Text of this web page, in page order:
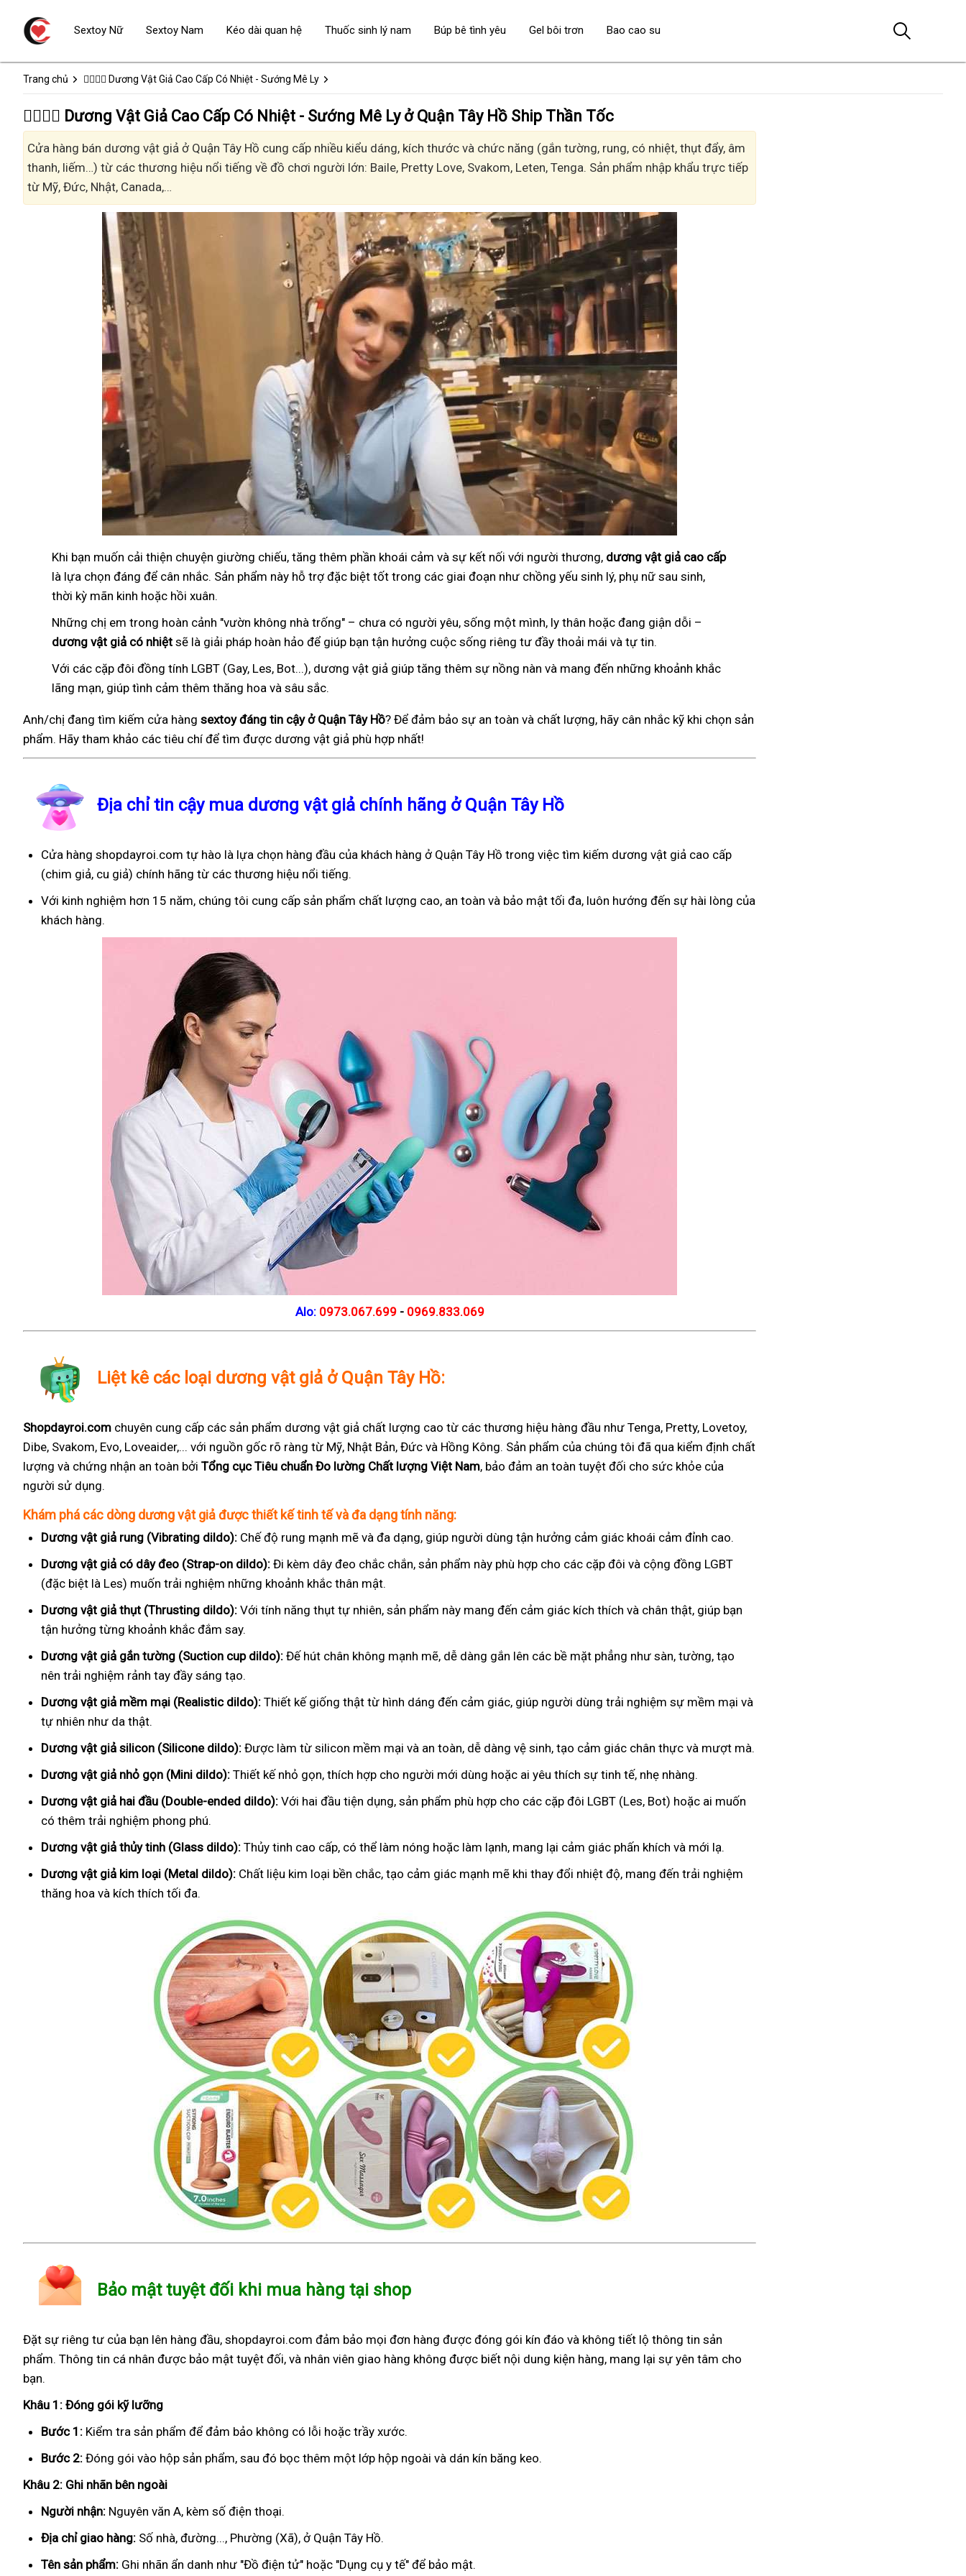
Trang chủ 👩‍❤️‍💋‍👨 Dương Vật Giả Cao Cấp Có Nhiệt - Sướng Mê Ly
👩‍❤️‍💋‍👨 Dương Vật Giả Cao Cấp Có Nhiệt - Sướng Mê Ly ở Quận Tây Hồ Ship Thần Tốc
Cửa hàng bán dương vật giả ở Quận Tây Hồ cung cấp nhiều kiểu dáng, kích thước và chức năng (gắn tường, rung, có nhiệt, thụt đẩy, âm
thanh, liếm…) từ các thương hiệu nổi tiếng về đồ chơi người lớn: Baile, Pretty Love, Svakom, Leten, Tenga. Sản phẩm nhập khẩu trực tiếp
từ Mỹ, Đức, Nhật, Canada,…
Khi bạn muốn cải thiện chuyện giường chiếu, tăng thêm phần khoái cảm và sự kết nối với người thương, dương vật giả cao cấp
là lựa chọn đáng để cân nhắc. Sản phẩm này hỗ trợ đặc biệt tốt trong các giai đoạn như chồng yếu sinh lý, phụ nữ sau sinh,
thời kỳ mãn kinh hoặc hồi xuân.
Những chị em trong hoàn cảnh "vườn không nhà trống" – chưa có người yêu, sống một mình, ly thân hoặc đang giận dỗi –
dương vật giả có nhiệt sẽ là giải pháp hoàn hảo để giúp bạn tận hưởng cuộc sống riêng tư đầy thoải mái và tự tin.
Với các cặp đôi đồng tính LGBT (Gay, Les, Bot...), dương vật giả giúp tăng thêm sự nồng nàn và mang đến những khoảnh khắc
lãng mạn, giúp tình cảm thêm thăng hoa và sâu sắc.
Anh/chị đang tìm kiếm cửa hàng sextoy đáng tin cậy ở Quận Tây Hồ? Để đảm bảo sự an toàn và chất lượng, hãy cân nhắc kỹ khi chọn sản
phẩm. Hãy tham khảo các tiêu chí để tìm được dương vật giả phù hợp nhất!
Địa chỉ tin cậy mua dương vật giả chính hãng ở Quận Tây Hồ
Cửa hàng shopdayroi.com tự hào là lựa chọn hàng đầu của khách hàng ở Quận Tây Hồ trong việc tìm kiếm dương vật giả cao cấp
(chim giả, cu giả) chính hãng từ các thương hiệu nổi tiếng.
Với kinh nghiệm hơn 15 năm, chúng tôi cung cấp sản phẩm chất lượng cao, an toàn và bảo mật tối đa, luôn hướng đến sự hài lòng của
khách hàng.
Alo: 0973.067.699 - 0969.833.069
Liệt kê các loại dương vật giả ở Quận Tây Hồ:
Shopdayroi.com chuyên cung cấp các sản phẩm dương vật giả chất lượng cao từ các thương hiệu hàng đầu như Tenga, Pretty, Lovetoy,
Dibe, Svakom, Evo, Loveaider,... với nguồn gốc rõ ràng từ Mỹ, Nhật Bản, Đức và Hồng Kông. Sản phẩm của chúng tôi đã qua kiểm định chất
lượng và chứng nhận an toàn bởi Tổng cục Tiêu chuẩn Đo lường Chất lượng Việt Nam, bảo đảm an toàn tuyệt đối cho sức khỏe của
người sử dụng.
Khám phá các dòng dương vật giả được thiết kế tinh tế và đa dạng tính năng:
Dương vật giả rung (Vibrating dildo): Chế độ rung mạnh mẽ và đa dạng, giúp người dùng tận hưởng cảm giác khoái cảm đỉnh cao.
Dương vật giả có dây đeo (Strap-on dildo): Đi kèm dây đeo chắc chắn, sản phẩm này phù hợp cho các cặp đôi và cộng đồng LGBT
(đặc biệt là Les) muốn trải nghiệm những khoảnh khắc thân mật.
Dương vật giả thụt (Thrusting dildo): Với tính năng thụt tự nhiên, sản phẩm này mang đến cảm giác kích thích và chân thật, giúp bạn
tận hưởng từng khoảnh khắc đắm say.
Dương vật giả gắn tường (Suction cup dildo): Đế hút chân không mạnh mẽ, dễ dàng gắn lên các bề mặt phẳng như sàn, tường, tạo
nên trải nghiệm rảnh tay đầy sáng tạo.
Dương vật giả mềm mại (Realistic dildo): Thiết kế giống thật từ hình dáng đến cảm giác, giúp người dùng trải nghiệm sự mềm mại và
tự nhiên như da thật.
Dương vật giả silicon (Silicone dildo): Được làm từ silicon mềm mại và an toàn, dễ dàng vệ sinh, tạo cảm giác chân thực và mượt mà.
Dương vật giả nhỏ gọn (Mini dildo): Thiết kế nhỏ gọn, thích hợp cho người mới dùng hoặc ai yêu thích sự tinh tế, nhẹ nhàng.
Dương vật giả hai đầu (Double-ended dildo): Với hai đầu tiện dụng, sản phẩm phù hợp cho các cặp đôi LGBT (Les, Bot) hoặc ai muốn
có thêm trải nghiệm phong phú.
Dương vật giả thủy tinh (Glass dildo): Thủy tinh cao cấp, có thể làm nóng hoặc làm lạnh, mang lại cảm giác phấn khích và mới lạ.
Dương vật giả kim loại (Metal dildo): Chất liệu kim loại bền chắc, tạo cảm giác mạnh mẽ khi thay đổi nhiệt độ, mang đến trải nghiệm
thăng hoa và kích thích tối đa.
Bảo mật tuyệt đối khi mua hàng tại shop
Đặt sự riêng tư của bạn lên hàng đầu, shopdayroi.com đảm bảo mọi đơn hàng được đóng gói kín đáo và không tiết lộ thông tin sản
phẩm. Thông tin cá nhân được bảo mật tuyệt đối, và nhân viên giao hàng không được biết nội dung kiện hàng, mang lại sự yên tâm cho
bạn.
Khâu 1: Đóng gói kỹ lưỡng
Bước 1: Kiểm tra sản phẩm để đảm bảo không có lỗi hoặc trầy xước.
Bước 2: Đóng gói vào hộp sản phẩm, sau đó bọc thêm một lớp hộp ngoài và dán kín băng keo.
Khâu 2: Ghi nhãn bên ngoài
Người nhận: Nguyên văn A, kèm số điện thoại.
Địa chỉ giao hàng: Số nhà, đường..., Phường (Xã), ở Quận Tây Hồ.
Tên sản phẩm: Ghi nhãn ẩn danh như "Đồ điện tử" hoặc "Dụng cụ y tế" để bảo mật.
Sextoy Nữ Sextoy Nam Kéo dài quan hệ Thuốc sinh lý nam Búp bê tình yêu Gel bôi trơn Bao cao su